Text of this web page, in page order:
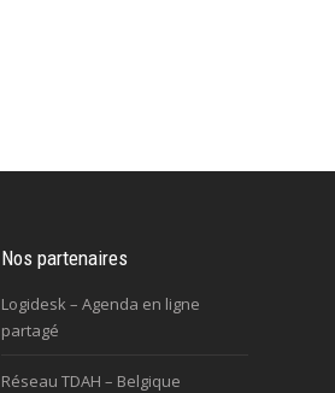
Nos partenaires
Logidesk – Agenda en ligne
partagé
Réseau TDAH – Belgique